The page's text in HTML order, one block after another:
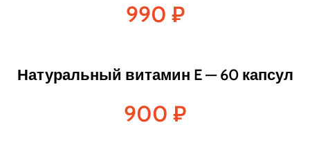
990 ₽
Натуральный витамин E — 60 капсул
900 ₽